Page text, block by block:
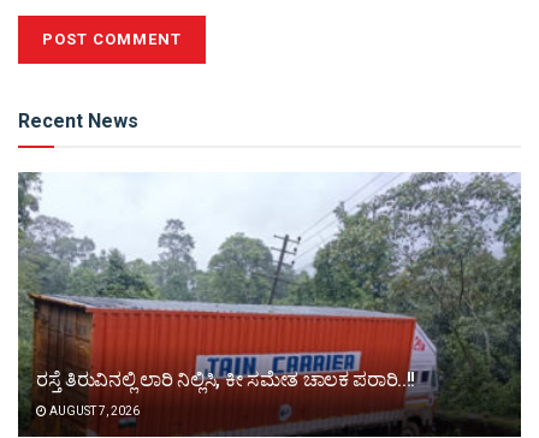
Recent News
ರಸ್ತೆ ತಿರುವಿನಲ್ಲಿ ಲಾರಿ ನಿಲ್ಲಿಸಿ, ಕೀ ಸಮೇತ ಚಾಲಕ ಪರಾರಿ..!!
AUGUST 7, 2026